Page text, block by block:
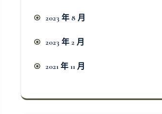
2023 年 8 月
2023 年 2 月
2021 年 11 月